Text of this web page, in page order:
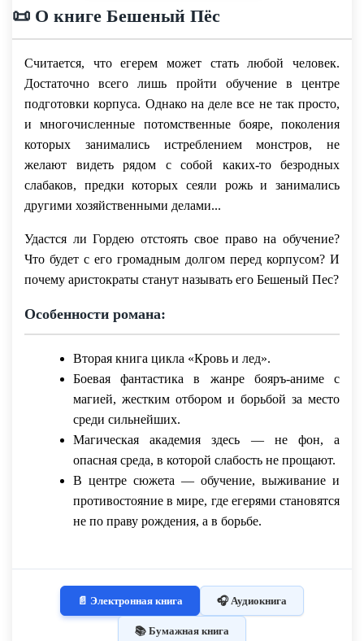
📜 О книге Бешеный Пёс
Считается, что егерем может стать любой человек.
Достаточно всего лишь пройти обучение в центре
подготовки корпуса. Однако на деле все не так просто,
и многочисленные потомственные бояре, поколения
которых занимались истреблением монстров, не
желают видеть рядом с собой каких-то безродных
слабаков, предки которых сеяли рожь и занимались
другими хозяйственными делами...
Удастся ли Гордею отстоять свое право на обучение?
Что будет с его громадным долгом перед корпусом? И
почему аристократы станут называть его Бешеный Пес?
Особенности романа:
Вторая книга цикла «Кровь и лед».
Боевая фантастика в жанре бояръ-аниме с
магией, жестким отбором и борьбой за место
среди сильнейших.
Магическая академия здесь — не фон, а
опасная среда, в которой слабость не прощают.
В центре сюжета — обучение, выживание и
противостояние в мире, где егерями становятся
не по праву рождения, а в борьбе.
📄 Электронная книга 🎧 Аудиокнига
📚 Бумажная книга